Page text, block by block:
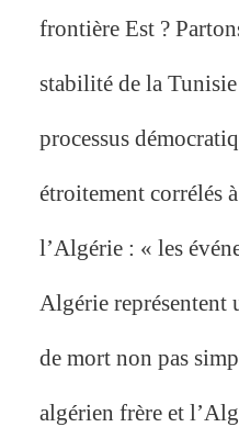
frontière Est ?
stabilité de la
processus
étroitement corrélés
l’Algérie : « les
Algérie représentent
de mort non pas
algérien frère et